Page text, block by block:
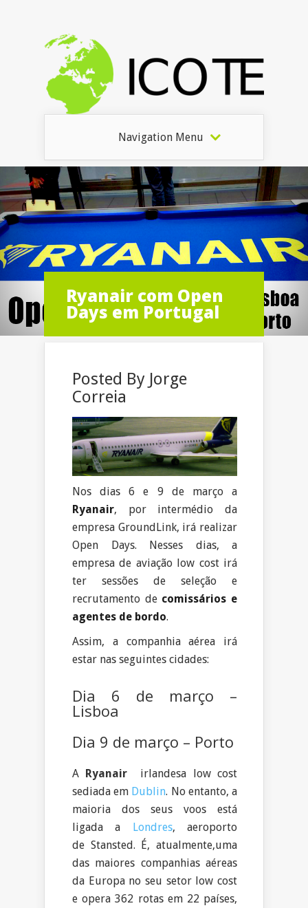
Navigation Menu
Ryanair com Open
Days em Portugal
Posted By Jorge
Correia
Nos dias 6 e 9 de março a
Ryanair, por intermédio da
empresa GroundLink, irá realizar
Open Days. Nesses dias, a
empresa de aviação low cost irá
ter sessões de seleção e
recrutamento de comissários e
agentes de bordo.
Assim, a companhia aérea irá
estar nas seguintes cidades:
Dia 6 de março –
Lisboa
Dia 9 de março – Porto
A Ryanair irlandesa low cost
sediada em Dublin. No entanto, a
maioria dos seus voos está
ligada a Londres, aeroporto
de Stansted. É, atualmente,uma
das maiores companhias aéreas
da Europa no seu setor low cost
e opera 362 rotas em 22 países,